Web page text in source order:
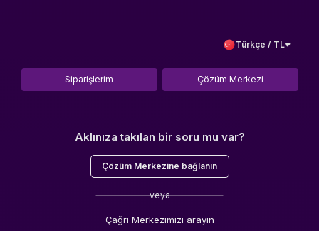
Türkçe / TL
Siparişlerim Çözüm Merkezi
Aklınıza takılan bir soru mu var?
Çözüm Merkezine bağlanın
veya
Çağrı Merkezimizi arayın